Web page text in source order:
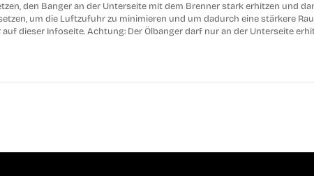
den Banger an der Unterseite mit dem Brenner stark erhitzen und
um die Luftzufuhr zu minimieren und um dadurch eine stärkere
dieser Infoseite. Achtung: Der Ölbanger darf nur an der Unterseite